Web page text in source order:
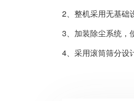
2、整机采用无基础
3、加装除尘系统，
4、采用滚筒筛分设